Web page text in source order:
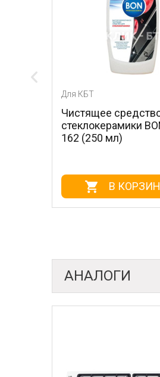
Чистящее средство для
стеклокерамики BON BN-
162 (250 мл)
В КОРЗИНУ
АНАЛОГИ